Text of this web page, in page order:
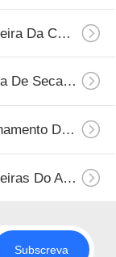
Cremalheira Da Cozinha Da Parede
Prateleira De Secagem Do Prato
Armazenamento De Aço Inoxidável
Cremalheiras Do Armazenamento Da Cozinha
Subscreva